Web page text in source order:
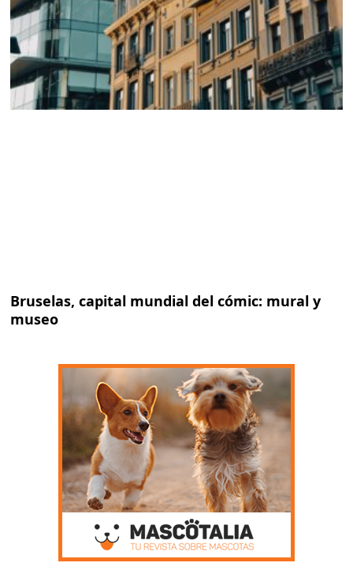
Bruselas, capital mundial del cómic: mural y
museo